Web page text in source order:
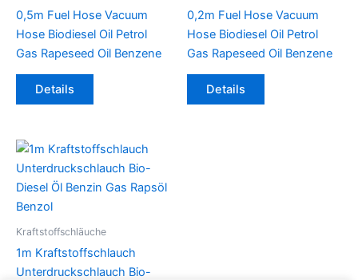
0,5m Fuel Hose Vacuum
Hose Biodiesel Oil Petrol
Gas Rapeseed Oil Benzene
Details
Dieses
Varianten
auf.
Die
können
auf
der
0,2m Fuel Hose Vacuum
Hose Biodiesel Oil Petrol
Gas Rapeseed Oil Benzene
Details
Dieses
Kraftstoffschläuche
1m Kraftstoffschlauch
Unterdruckschlauch Bio-